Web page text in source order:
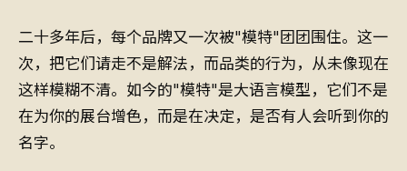
二十多年后，每个品牌又一次被"模特"团团围住。这一
次，把它们请走不是解法，而品类的行为，从未像现在
这样模糊不清。如今的"模特"是大语言模型，它们不是
在为你的展台增色，而是在决定，是否有人会听到你的
名字。